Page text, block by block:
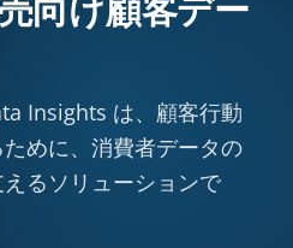
向け顧客デー
Insights は、顧客行動
めに、消費者データの
るソリューションで